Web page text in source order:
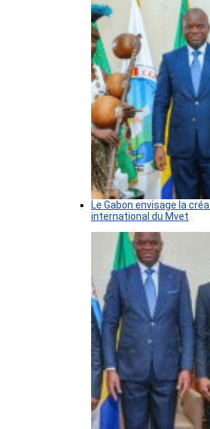
Le Gabon envisage la
international du Mvet